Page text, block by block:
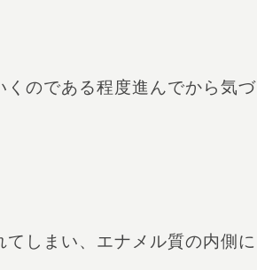
のである程度進んでから気づ
しまい、エナメル質の内側に